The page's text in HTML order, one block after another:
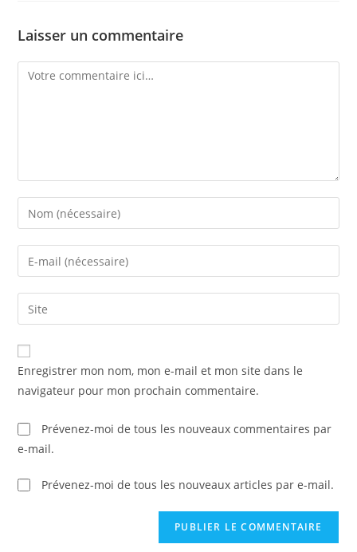
Laisser un commentaire
Enregistrer mon nom, mon e-mail et mon site dans le
navigateur pour mon prochain commentaire.
Prévenez-moi de tous les nouveaux commentaires par
e-mail.
Prévenez-moi de tous les nouveaux articles par e-mail.